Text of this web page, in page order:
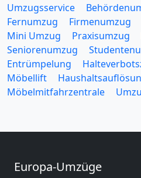
Umzugsservice
Fernumzug
Firmenumzug
Mini Umzug
Praxisumzug
Seniorenumzug
Entrümpelung
Möbellift
Möbelmitfahrzentrale
Europa-Umzüge